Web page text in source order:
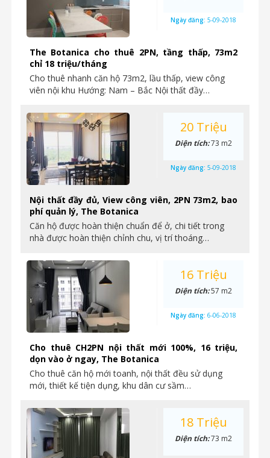
The Botanica cho thuê 2PN, tầng thấp, 73m2
chỉ 18 triệu/tháng
Cho thuê nhanh căn hộ 73m2, lầu thấp, view công
viên nội khu Hướng: Nam – Bắc Nội thất đầy…
Ngày đăng: 5-09-2018
Nội thất đầy đủ, View công viên, 2PN 73m2, bao
phí quản lý, The Botanica
Căn hộ được hoàn thiện chuẩn để ở, chi tiết trong
nhà được hoàn thiện chỉnh chu, vị trí thoáng…
20 Triệu
Diện tích:73 m2
Ngày đăng: 5-09-2018
Cho thuê CH2PN nội thất mới 100%, 16 triệu,
dọn vào ở ngay, The Botanica
Cho thuê căn hộ mới toanh, nội thất đều sử dụng
mới, thiết kế tiện dụng, khu dân cư sầm…
16 Triệu
Diện tích:57 m2
Ngày đăng: 6-06-2018
18 Triệu
Diện tích:73 m2